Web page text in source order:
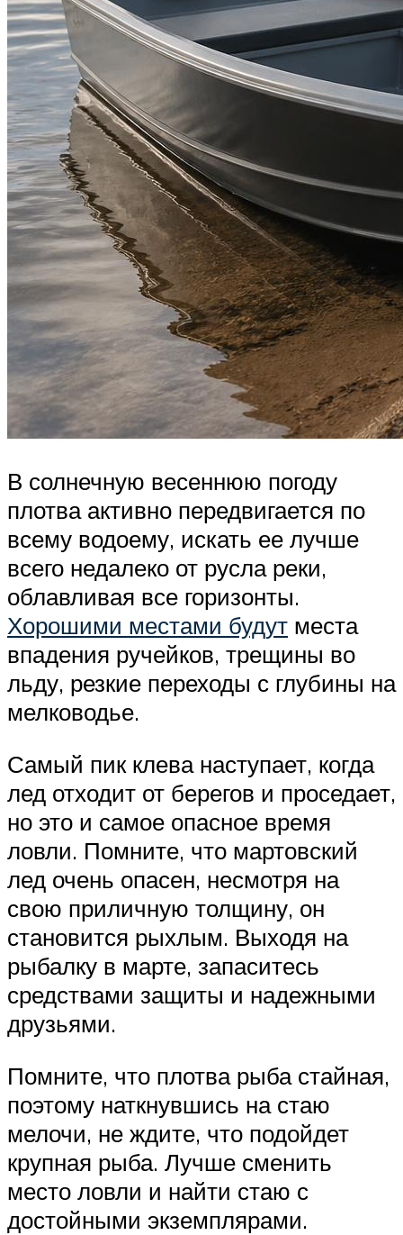
В солнечную весеннюю погоду
плотва активно передвигается по
всему водоему, искать ее лучше
всего недалеко от русла реки,
облавливая все горизонты.
Хорошими местами будут места
впадения ручейков, трещины во
льду, резкие переходы с глубины на
мелководье.
Самый пик клева наступает, когда
лед отходит от берегов и проседает,
но это и самое опасное время
ловли. Помните, что мартовский
лед очень опасен, несмотря на
свою приличную толщину, он
становится рыхлым. Выходя на
рыбалку в марте, запаситесь
средствами защиты и надежными
друзьями.
Помните, что плотва рыба стайная,
поэтому наткнувшись на стаю
мелочи, не ждите, что подойдет
крупная рыба. Лучше сменить
место ловли и найти стаю с
достойными экземплярами.